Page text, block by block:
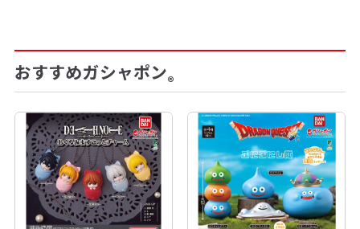
おすすめガシャポン®